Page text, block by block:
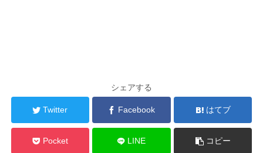
シェアする
Twitter Facebook はてブ
Pocket LINE コピー